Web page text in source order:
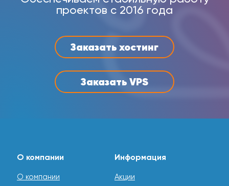
Выберите свой идеальный виртуальный сервер в Чехии
начните аренду уже сегодня!
Заказать хостинг
Заказать VPS
проектов с 2016 года
О компании
О компании
Информация
Акции